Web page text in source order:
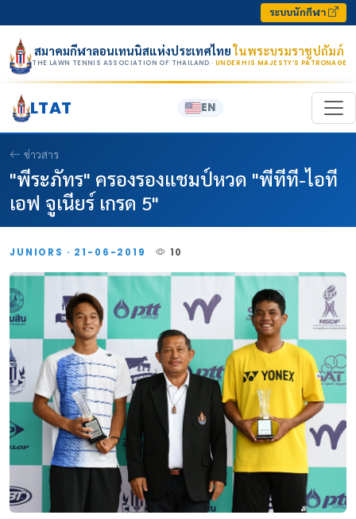
ระบบนักกีฬา
สมาคมกีฬาลอนเทนนิสแห่งประเทศไทยในพระบรมราชูปถัมภ์
THE LAWN TENNIS ASSOCIATION OF THAILAND · UNDER HIS MAJESTY’S PATRONAGE
LTAT EN
ข่าวสาร
"พีระภัทร" ครองรองแชมป์หวด "พีทีที-ไอที
เอฟ จูเนียร์ เกรด 5"
JUNIORS · 21-06-2019 10